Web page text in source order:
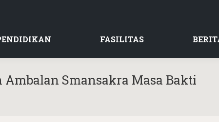
FASILITAS
Smansakra Masa Bakti